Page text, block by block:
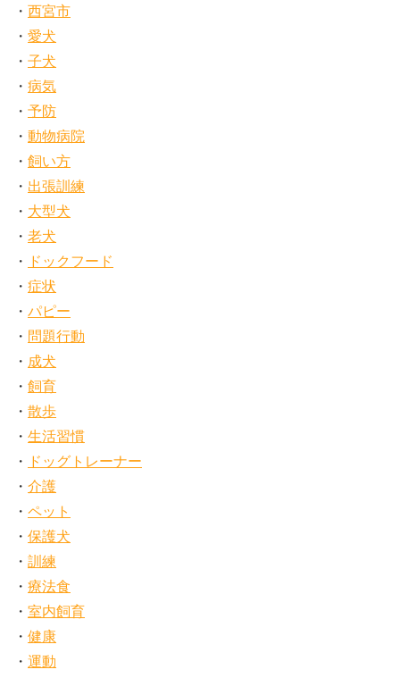
西宮市
愛犬
子犬
病気
予防
動物病院
飼い方
出張訓練
大型犬
老犬
ドックフード
症状
パピー
問題行動
成犬
飼育
散歩
生活習慣
ドッグトレーナー
介護
ペット
保護犬
訓練
療法食
室内飼育
健康
運動